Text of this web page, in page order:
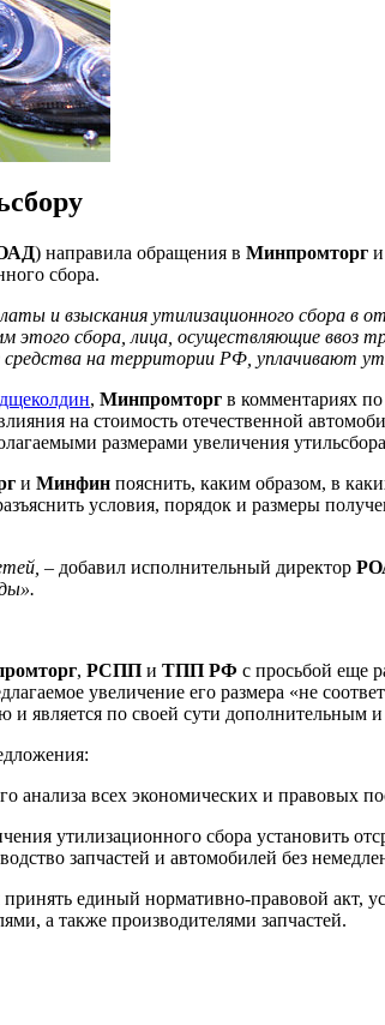
) направила обращения в Минпромторг и
сбора.
и взыскания утилизационного сбора
этого сбора, лица, осуществляющие
на территории РФ, уплачивают
, Минпромторг в комментариях по
на стоимость отечественной
размерами увеличения
и Минфин пояснить, каким образом, в
условия, порядок и размеры
– добавил исполнительный директор
, РСПП и ТПП РФ с просьбой еще
увеличение его размера «не
и является по своей сути дополнительным
анализа всех экономических и правовых
утилизационного сбора установить
запчастей и автомобилей без
единый нормативно-правовой акт,
а также производителями запчастей.